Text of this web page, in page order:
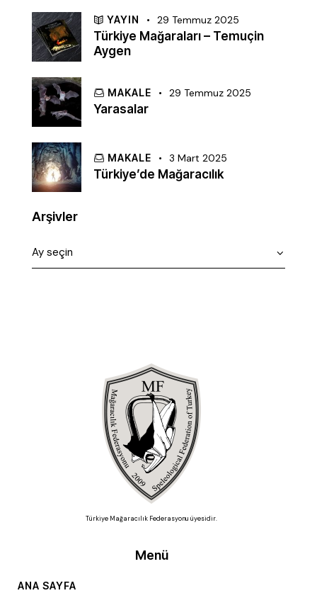
YAYIN 29 Temmuz 2025
Türkiye Mağaraları – Temuçin
Aygen
MAKALE 29 Temmuz 2025
Yarasalar
MAKALE 3 Mart 2025
Türkiye’de Mağaracılık
Arşivler
Türkiye Mağaracılık Federasyonu üyesidir.
Menü
ANA SAYFA